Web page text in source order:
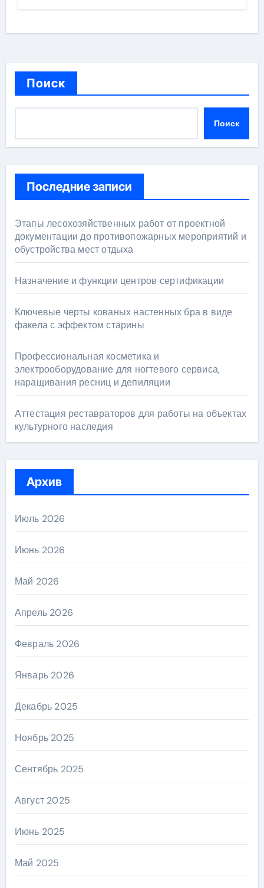
Поиск
Поиск
Последние записи
Этапы лесохозяйственных работ от проектной
документации до противопожарных мероприятий и
обустройства мест отдыха
Назначение и функции центров сертификации
Ключевые черты кованых настенных бра в виде
факела с эффектом старины
Профессиональная косметика и
электрооборудование для ногтевого сервиса,
наращивания ресниц и депиляции
Аттестация реставраторов для работы на объектах
культурного наследия
Архив
Июль 2026
Июнь 2026
Май 2026
Апрель 2026
Февраль 2026
Январь 2026
Декабрь 2025
Ноябрь 2025
Сентябрь 2025
Август 2025
Июнь 2025
Май 2025